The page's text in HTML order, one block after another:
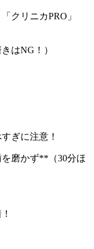
クリニカPRO」
はNG！）
ぎに注意！
磨かず**（30分ほ